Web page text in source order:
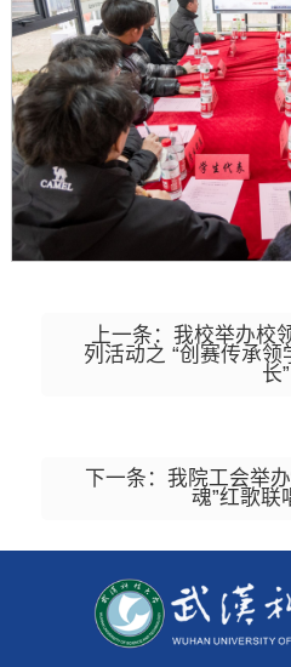
上一条：我校举办校
列活动之 “创赛传承
长”
下一条：我院工会举
魂”红歌联